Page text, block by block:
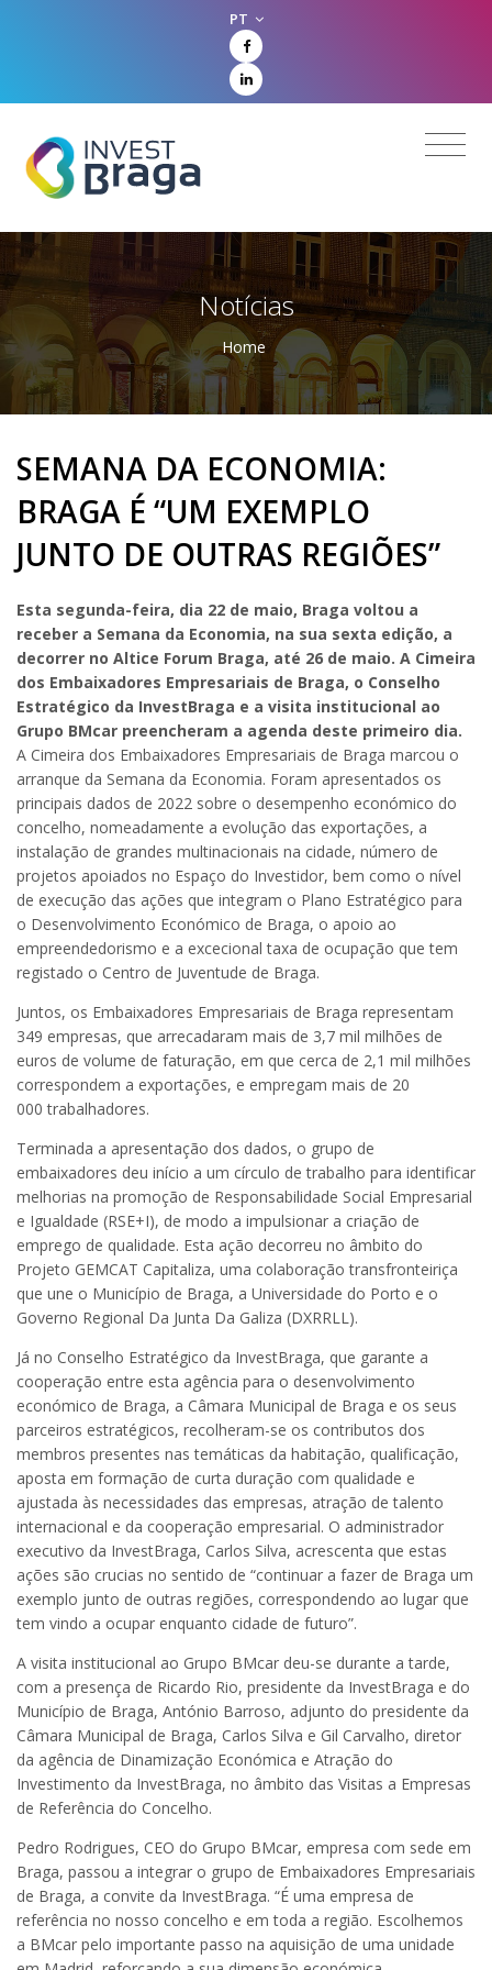
PT
Notícias
Home
SEMANA DA ECONOMIA:
BRAGA É “UM EXEMPLO
JUNTO DE OUTRAS REGIÕES”
Esta segunda-feira, dia 22 de maio, Braga voltou a
receber a Semana da Economia, na sua sexta edição, a
decorrer no Altice Forum Braga, até 26 de maio. A Cimeira
dos Embaixadores Empresariais de Braga, o Conselho
Estratégico da InvestBraga e a visita institucional ao
Grupo BMcar preencheram a agenda deste primeiro dia.
A Cimeira dos Embaixadores Empresariais de Braga marcou o
arranque da Semana da Economia. Foram apresentados os
principais dados de 2022 sobre o desempenho económico do
concelho, nomeadamente a evolução das exportações, a
instalação de grandes multinacionais na cidade, número de
projetos apoiados no Espaço do Investidor, bem como o nível
de execução das ações que integram o Plano Estratégico para
o Desenvolvimento Económico de Braga, o apoio ao
empreendedorismo e a excecional taxa de ocupação que tem
registado o Centro de Juventude de Braga.
Juntos, os Embaixadores Empresariais de Braga representam
349 empresas, que arrecadaram mais de 3,7 mil milhões de
euros de volume de faturação​, em que cerca de 2,1 mil milhões
correspondem a exportações,​ e empregam mais de 20
000 trabalhadores.
Terminada a apresentação dos dados, o grupo de
embaixadores deu início a um círculo de trabalho para identificar
melhorias na promoção de Responsabilidade Social Empresarial
e Igualdade (RSE+I), de modo a impulsionar a criação de
emprego de qualidade. Esta ação decorreu no âmbito do
Projeto GEMCAT Capitaliza, uma colaboração transfronteiriça
que une o Município de Braga, a Universidade do Porto e o
Governo Regional Da Junta Da Galiza (DXRRLL).
Já no Conselho Estratégico da InvestBraga, que garante a
cooperação entre esta agência para o desenvolvimento
económico de Braga, a Câmara Municipal de Braga e os seus
parceiros estratégicos, recolheram-se os contributos dos
membros presentes nas temáticas da habitação, qualificação,
aposta em formação de curta duração com qualidade e
ajustada às necessidades das empresas, atração de talento
internacional e da cooperação empresarial. O administrador
executivo da InvestBraga, Carlos Silva, acrescenta que estas
ações são crucias no sentido de “continuar a fazer de Braga um
exemplo junto de outras regiões, correspondendo ao lugar que
tem vindo a ocupar enquanto cidade de futuro”.
A visita institucional ao Grupo BMcar deu-se durante a tarde,
com a presença de Ricardo Rio, presidente da InvestBraga e do
Município de Braga, António Barroso, adjunto do presidente da
Câmara Municipal de Braga, Carlos Silva e Gil Carvalho, diretor
da agência de Dinamização Económica e Atração do
Investimento da InvestBraga, no âmbito das Visitas a Empresas
de Referência do Concelho.
Pedro Rodrigues, CEO do Grupo BMcar, empresa com sede em
Braga, passou a integrar o grupo de Embaixadores Empresariais
de Braga, a convite da InvestBraga. “É uma empresa de
referência no nosso concelho e em toda a região. Escolhemos
a BMcar pelo importante passo na aquisição de uma unidade